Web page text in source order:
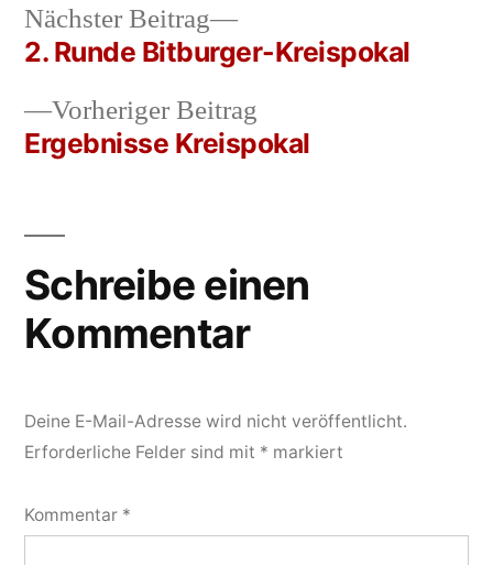
Beitrags-
Navigation
Vorheriger Beitrag
Beitrag:
Ergebnisse Kreispokal
Nächster Beitrag
Nächster
Beitrag:
2. Runde Bitburger-Kreispokal
Schreibe einen
Kommentar
Deine E-Mail-Adresse wird nicht veröffentlicht.
Erforderliche Felder sind mit * markiert
Kommentar *